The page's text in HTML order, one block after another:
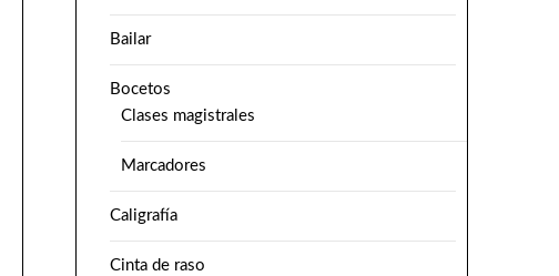
Bailar
Bocetos
Clases magistrales
Marcadores
Caligrafía
Cinta de raso